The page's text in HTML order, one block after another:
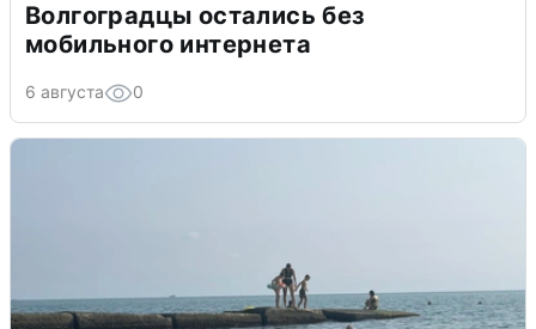
Волгоградцы остались без
мобильного интернета
6 августа 0